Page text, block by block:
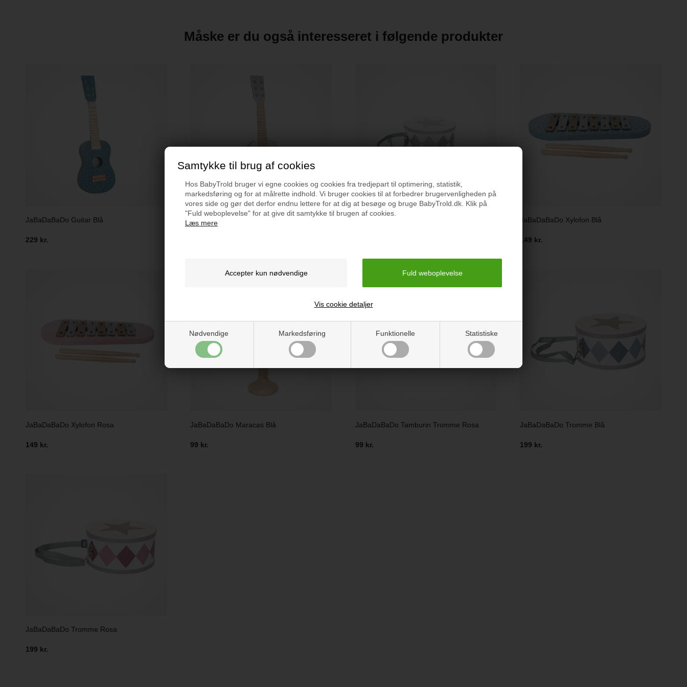
Samtykke til brug af cookies
Hos BabyTrold bruger vi egne cookies og cookies fra tredjepart til optimering, statistik,
markedsføring og for at målrette indhold. Vi bruger cookies til at forbedrer brugervenligheden på
vores side og gør det derfor endnu lettere for at dig at besøge og bruge BabyTrold.dk. Klik på
"Fuld weboplevelse" for at give dit samtykke til brugen af cookies.
Læs mere
Nødvendige Markedsføring Funktionelle Statistiske
Vis cookie detaljer
Måske er du også interesseret i følgende produkter
JaBaDaBaDo Guitar Blå
229 kr.
JaBaDaBaDo Guitar Sølv JaBaDaBaDo Xylofon Blå
149 kr.
JaBaDaBaDo Xylofon Rosa
149 kr.
JaBaDaBaDo Maracas Blå
99 kr.
JaBaDaBaDo Tamburin Tromme Rosa
99 kr.
JaBaDaBaDo Tromme Blå
199 kr.
JaBaDaBaDo Tromme Rosa
199 kr.